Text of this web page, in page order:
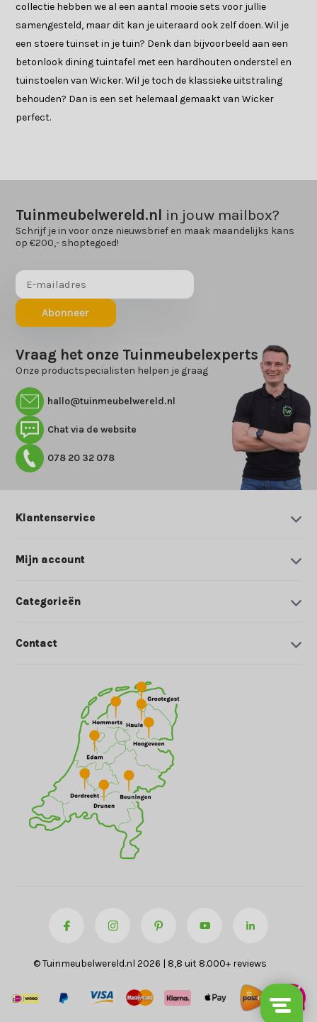
collectie hebben we al een aantal mooie sets voor jullie
samengesteld, maar dit kan je uiteraard ook zelf doen. Wil je
een stoere tuinset in je tuin? Denk dan bijvoorbeeld aan een
betonlook dining tuintafel met een hardhouten onderstel en
tuinstoelen van Wicker. Wil je toch de klassieke uitstraling
behouden? Dan is een set helemaal gemaakt van Wicker
perfect.
Tuinmeubelwereld.nl in jouw mailbox?
Schrijf je in voor onze nieuwsbrief en maak maandelijks kans
op €200,- shoptegoed!
Abonneer
Vraag het onze Tuinmeubelexperts
Onze productspecialisten helpen je graag
hallo@tuinmeubelwereld.nl
Chat via de website
078 20 32 078
Klantenservice
Mijn account
Categorieën
Contact
© Tuinmeubelwereld.nl 2026 | 8,8 uit 8.000+ reviews